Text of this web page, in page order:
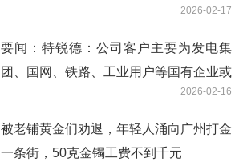
2026-02-17
要闻：特锐德：公司客户主要为发电集
团、国网、铁路、工业用户等国有企业或
大型企业用户，应收账款回收风险较低
2026-02-16
被老铺黄金们劝退，年轻人涌向广州打金
一条街，50克金镯工费不到千元